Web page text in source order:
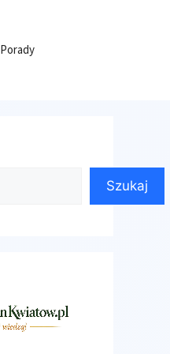
Porady
Szukaj